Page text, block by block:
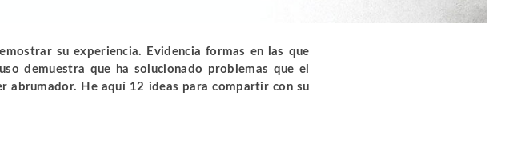
su experiencia. Evidencia formas en las que
demuestra que ha solucionado problemas que el
abrumador. He aquí 12 ideas para compartir con su